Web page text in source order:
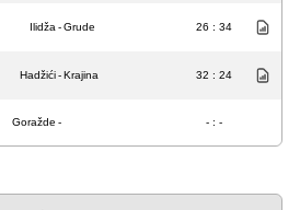
Ilidža -Grude 26 : 34
Hadžići-Krajina 32 : 24
Goražde - - : -